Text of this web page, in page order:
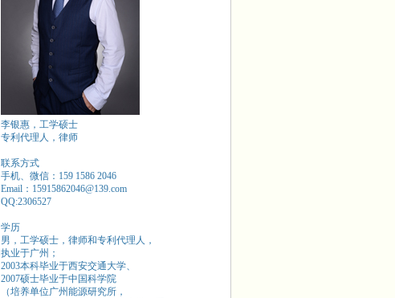
李银惠，工学硕士
专利代理人，律师
联系方式
手机、微信：159 1586 2046
Email：15915862046@139.com
QQ:2306527
学历
男，工学硕士，律师和专利代理人，
执业于广州；
2003本科毕业于西安交通大学、
2007硕士毕业于中国科学院
（培养单位广州能源研究所，